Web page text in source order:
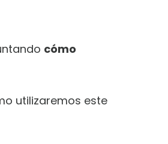
cómo
utilizaremos este